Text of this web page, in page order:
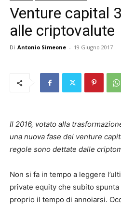
Venture capital
alle criptovalute
Di Antonio Simeone - 19 Giugno 2017
Il 2016, votato alla
una nuova fase dei venture
regole sono dettate dalle
Non si fa in tempo a leggere
private equity che subito spunta
proprio il tempo di annoiarsi.